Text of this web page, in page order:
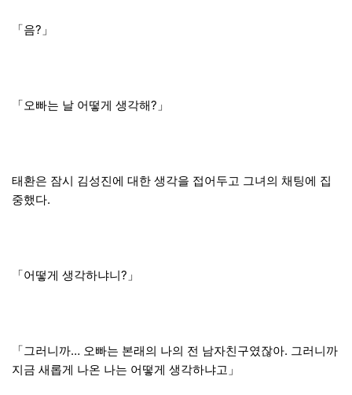
「음?」
「오빠는 날 어떻게 생각해?」
태환은 잠시 김성진에 대한 생각을 접어두고 그녀의 채팅에 집
중했다.
「어떻게 생각하냐니?」
「그러니까… 오빠는 본래의 나의 전 남자친구였잖아. 그러니까
지금 새롭게 나온 나는 어떻게 생각하냐고」